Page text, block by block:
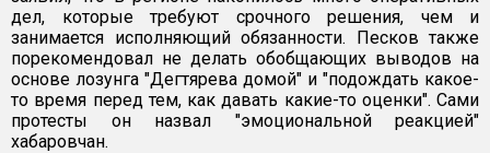
дел, которые требуют срочного решения, чем и
занимается исполняющий обязанности. Песков также
порекомендовал не делать обобщающих выводов на
основе лозунга "Дегтярева домой" и "подождать какое-
то время перед тем, как давать какие-то оценки". Сами
протесты он назвал "эмоциональной реакцией"
хабаровчан.